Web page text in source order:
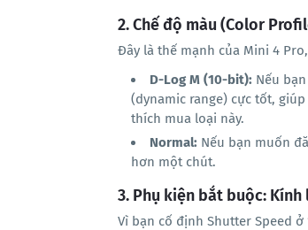
2. Chế độ màu (Color
Đây là thế mạnh của Mini 4
D-Log M (10-bit): Nếu
(dynamic range) cực tốt,
thích mua loại này.
Normal: Nếu bạn muốn
hơn một chút.
3. Phụ kiện bắt buộc: Kính
Vì bạn cố định Shutter Speed